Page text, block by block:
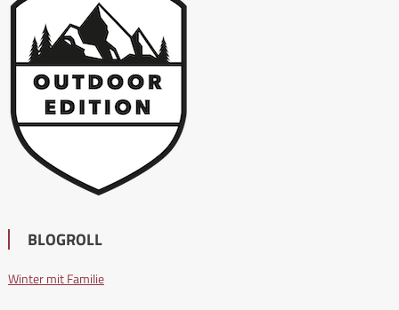
BLOGROLL
Winter mit Familie